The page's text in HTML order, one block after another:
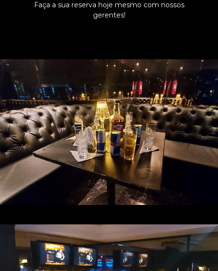
Faça a sua reserva hoje mesmo com nossos
gerentes!